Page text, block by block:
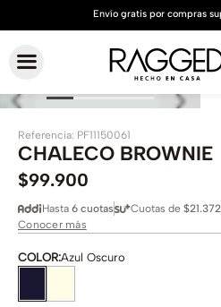
Referencia: PF11150061
CHALECO BROWNIE
$99.900
Hasta 6 cuotas Cuotas de $21.372
Conocer más
COLOR:Azul Oscuro